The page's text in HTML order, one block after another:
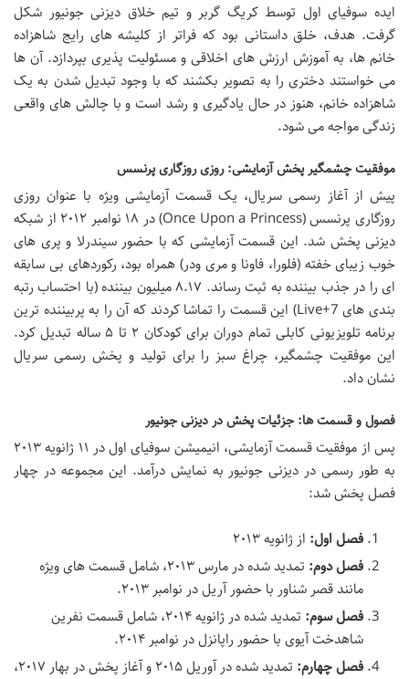
ایده سوفیای اول توسط کریگ گربر و تیم خلاق دیزنی جونیور شکل
گرفت. هدف، خلق داستانی بود که فراتر از کلیشه های رایج شاهزاده
خانم ها، به آموزش ارزش های اخلاقی و مسئولیت پذیری بپردازد. آن ها
می خواستند دختری را به تصویر بکشند که با وجود تبدیل شدن به یک
شاهزاده خانم، هنوز در حال یادگیری و رشد است و با چالش های واقعی
زندگی مواجه می شود.
موفقیت چشمگیر پخش آزمایشی: روزی روزگاری پرنسس
پیش از آغاز رسمی سریال، یک قسمت آزمایشی ویژه با عنوان روزی
روزگاری پرنسس (Once Upon a Princess) در ۱۸ نوامبر ۲۰۱۲ از شبکه
دیزنی پخش شد. این قسمت آزمایشی که با حضور سیندرلا و پری های
خوب زیبای خفته (فلورا، فاونا و مری ودر) همراه بود، رکوردهای بی سابقه
ای را در جذب بیننده به ثبت رساند. ۸.۱۷ میلیون بیننده (با احتساب رتبه
بندی های Live+7) این قسمت را تماشا کردند که آن را به پربیننده ترین
برنامه تلویزیونی کابلی تمام دوران برای کودکان ۲ تا ۵ ساله تبدیل کرد.
این موفقیت چشمگیر، چراغ سبز را برای تولید و پخش رسمی سریال
نشان داد.
فصول و قسمت ها: جزئیات پخش در دیزنی جونیور
پس از موفقیت قسمت آزمایشی، انیمیشن سوفیای اول در ۱۱ ژانویه ۲۰۱۳
به طور رسمی در دیزنی جونیور به نمایش درآمد. این مجموعه در چهار
فصل پخش شد:
فصل اول: از ژانویه ۲۰۱۳
فصل دوم:
تمدید شده در مارس ۲۰۱۳، شامل قسمت های ویژه
مانند قصر شناور با حضور آریل در نوامبر ۲۰۱۳.
فصل سوم:
تمدید شده در ژانویه ۲۰۱۴، شامل قسمت نفرین
شاهدخت آیوی با حضور راپانزل در نوامبر ۲۰۱۴.
فصل چهارم:
تمدید شده در آوریل ۲۰۱۵ و آغاز پخش در بهار ۲۰۱۷،